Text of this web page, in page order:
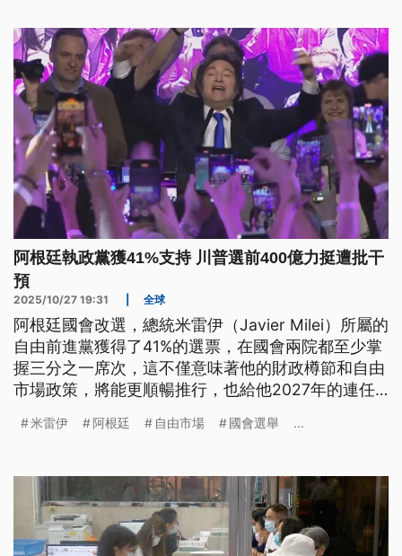
阿根廷執政黨獲41%支持 川普選前400億力挺遭批干
預
2025/10/27 19:31 全球
阿根廷國會改選，總統米雷伊（Javier Milei）所屬的
自由前進黨獲得了41%的選票，在國會兩院都至少掌
握三分之一席次，這不僅意味著他的財政樽節和自由
市場政策，將能更順暢推行，也給他2027年的連任
普選前挹注400億美元金援，還威脅一旦米雷伊輸就
米雷伊 阿根廷 自由市場 國會選舉 ...